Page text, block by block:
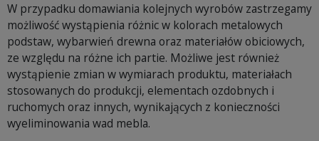
W przypadku domawiania kolejnych wyrobów zastrzegamy
możliwość wystąpienia różnic w kolorach metalowych
podstaw, wybarwień drewna oraz materiałów obiciowych,
ze względu na różne ich partie. Możliwe jest również
wystąpienie zmian w wymiarach produktu, materiałach
stosowanych do produkcji, elementach ozdobnych i
ruchomych oraz innych, wynikających z konieczności
wyeliminowania wad mebla.